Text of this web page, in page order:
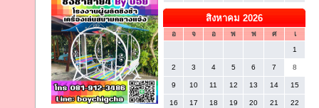
สิงหาคม 2026
อ จ อ พ พ ศ
เ
1
2 3 4 5 6 7 8
9 10 11 12 13 14 15
16 17 18 19 20 21 22